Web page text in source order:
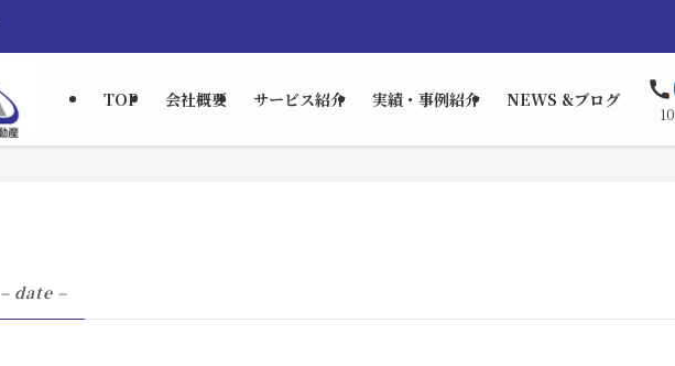
TOP 会社概要 サービス紹介 実績・事例紹介 NEWS &ブログ
– date –